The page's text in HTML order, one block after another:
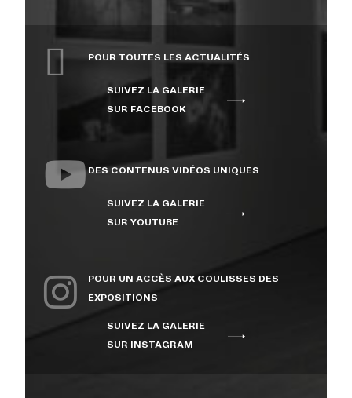
POUR TOUTES LES ACTUALITÉS
SUIVEZ LA GALERIE
SUR FACEBOOK
DES CONTENUS VIDÉOS UNIQUES
SUIVEZ LA GALERIE
SUR YOUTUBE
POUR UN ACCÈS AUX COULISSES DES
EXPOSITIONS
SUIVEZ LA GALERIE
SUR INSTAGRAM